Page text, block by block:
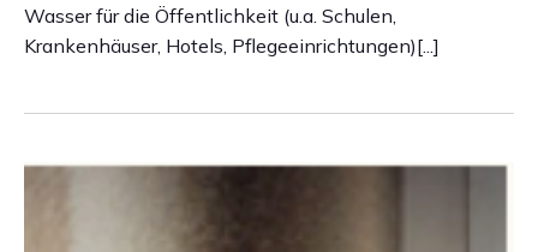
Wasser für die Öffentlichkeit (u.a. Schulen,
Krankenhäuser, Hotels, Pflegeeinrichtungen)[...]